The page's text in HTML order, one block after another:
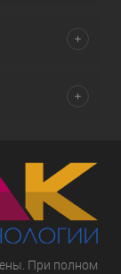
При полном